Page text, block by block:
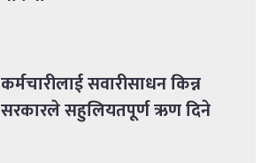
कर्मचारीलाई सवारीसाधन किन्न
सरकारले सहुलियतपूर्ण ऋण दिने